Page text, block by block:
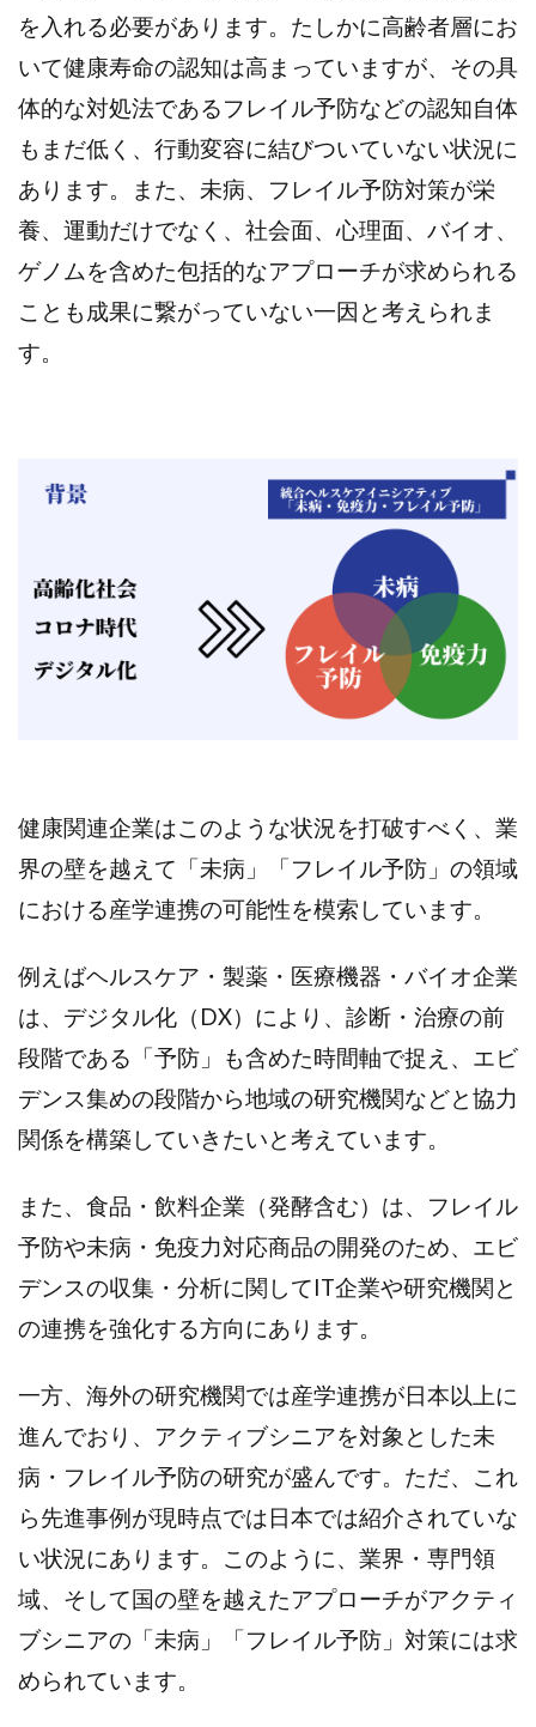
を入れる必要があります。たしかに高齢者層にお
いて健康寿命の認知は高まっていますが、その具
体的な対処法であるフレイル予防などの認知自体
もまだ低く、行動変容に結びついていない状況に
あります。また、未病、フレイル予防対策が栄
養、運動だけでなく、社会面、心理面、バイオ、
ゲノムを含めた包括的なアプローチが求められる
ことも成果に繋がっていない一因と考えられま
す。
健康関連企業はこのような状況を打破すべく、業
界の壁を越えて「未病」「フレイル予防」の領域
における産学連携の可能性を模索しています。
例えばヘルスケア・製薬・医療機器・バイオ企業
は、デジタル化（DX）により、診断・治療の前
段階である「予防」も含めた時間軸で捉え、エビ
デンス集めの段階から地域の研究機関などと協力
関係を構築していきたいと考えています。
また、食品・飲料企業（発酵含む）は、フレイル
予防や未病・免疫力対応商品の開発のため、エビ
デンスの収集・分析に関してIT企業や研究機関と
の連携を強化する方向にあります。
一方、海外の研究機関では産学連携が日本以上に
進んでおり、アクティブシニアを対象とした未
病・フレイル予防の研究が盛んです。ただ、これ
ら先進事例が現時点では日本では紹介されていな
い状況にあります。このように、業界・専門領
域、そして国の壁を越えたアプローチがアクティ
ブシニアの「未病」「フレイル予防」対策には求
められています。